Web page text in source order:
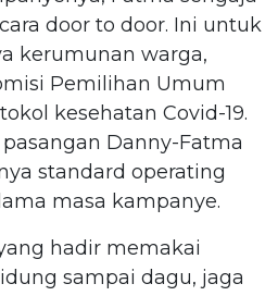
door to door. Ini untuk
kerumunan warga,
Pemilihan Umum
kesehatan Covid-19.
Danny-Fatma
standard operating
masa kampanye.
hadir memakai
sampai dagu, jaga